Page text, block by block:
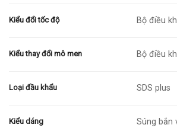
Kiểu đổi tốc độ Bộ điều
Kiểu thay đổi mô men Bộ điều
Loại đầu khẩu SDS plus
Kiểu dáng Súng bắn